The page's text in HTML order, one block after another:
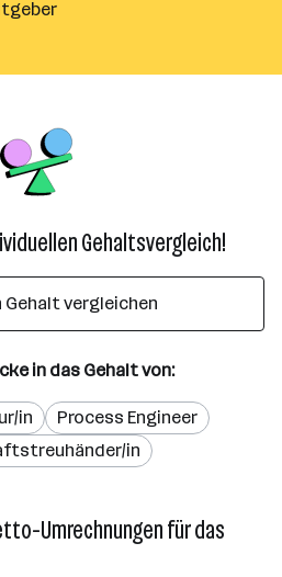
Gehaltsvergleich!
vergleichen
in das Gehalt von:
in
Process Engineer
in
Umrechnungen für das